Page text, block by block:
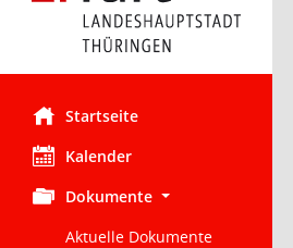
Startseite
Kalender
Dokumente
Aktuelle Dokumente